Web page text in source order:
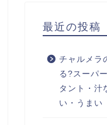
最近の投稿
チャルメラ
る?スーパ
タント・汁
い・うまい